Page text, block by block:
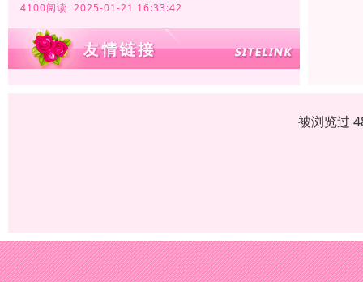
4100阅读 2025-01-21 16:33:42
被浏览过